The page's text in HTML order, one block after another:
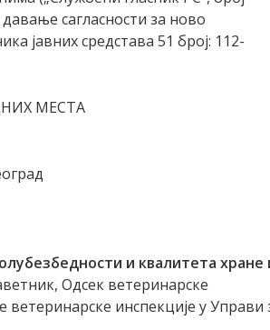
сагласности за ново
јавних средстава 51 број: 112-
МЕСТА
безбедности и квалитета хране
Одсек ветеринарске
инспекције у Управи